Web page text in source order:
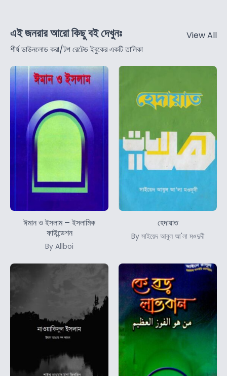
এই জনরার আরো কিছু বই দেখুনঃ
শীর্ষ ডাউনলোড করা/টপ রেটেড ইবুকের একটি তালিকা
View All
ঈমান ও ইসলাম – ইসলামিক
ফাউন্ডেশন
By Allboi
হেদায়াত
By সাইয়েদ আবুল আ'লা মওদুদী